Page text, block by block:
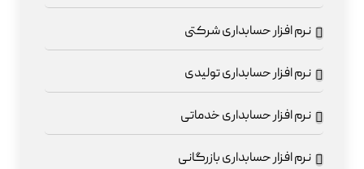
نرم افزار حسابداری شرکتی
نرم افزار حسابداری تولیدی
نرم افزار حسابداری خدماتی
نرم افزار حسابداری بازرگانی